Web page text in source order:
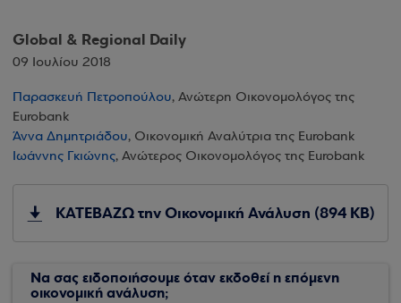
Global & Regional Daily
09 Ιουλίου 2018
Παρασκευή Πετροπούλου, Ανώτερη Οικονομολόγος της
Eurobank
Άννα Δημητριάδου, Οικονομική Αναλύτρια της Eurobank
Ιωάννης Γκιώνης, Ανώτερος Οικονομολόγος της Eurobank
ΚΑΤΕΒΑΖΩ την Οικονομική Ανάλυση (894 KB)
Να σας ειδοποιήσουμε όταν εκδοθεί η επόμενη
οικονομική ανάλυση;